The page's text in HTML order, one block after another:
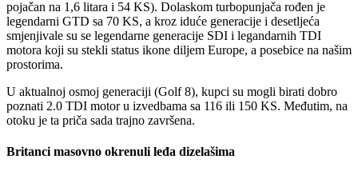
pojačan na 1,6 litara i 54 KS). Dolaskom turbopunjača rođen je
legendarni GTD sa 70 KS, a kroz iduće generacije i desetljeća
smjenjivale su se legendarne generacije SDI i legandarnih TDI
motora koji su stekli status ikone diljem Europe, a posebice na našim
prostorima.
U aktualnoj osmoj generaciji (Golf 8), kupci su mogli birati dobro
poznati 2.0 TDI motor u izvedbama sa 116 ili 150 KS. Međutim, na
otoku je ta priča sada trajno završena.
Britanci masovno okrenuli leđa dizelašima